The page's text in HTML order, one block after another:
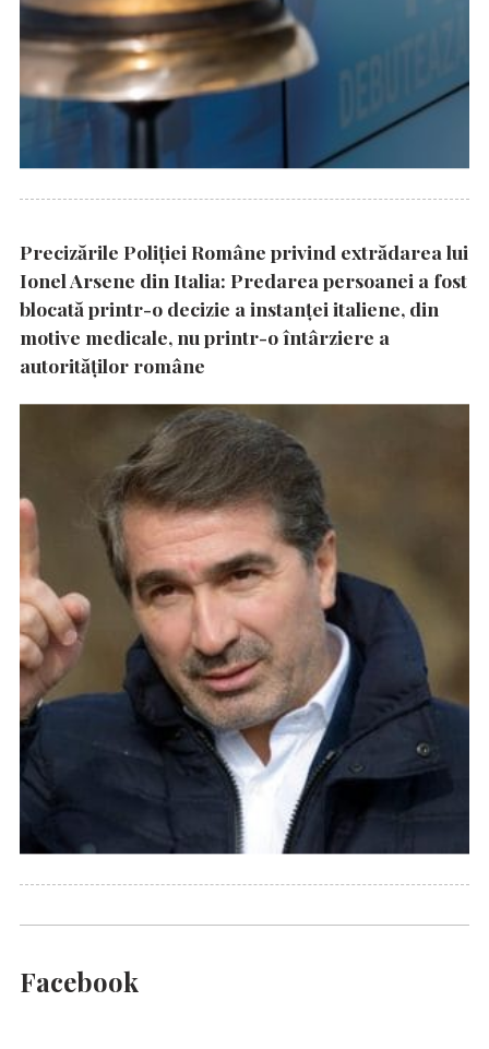
Precizările Poliţiei Române privind extrădarea lui
Ionel Arsene din Italia: Predarea persoanei a fost
blocată printr-o decizie a instanţei italiene, din
motive medicale, nu printr-o întârziere a
autorităţilor române
Facebook